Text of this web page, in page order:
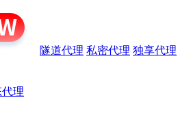
隧道代理 私密代理 独享代理
理